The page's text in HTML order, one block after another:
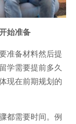
始准备
准备材料然后提
学需要提前多久
现在前期规划的
需要时间。例